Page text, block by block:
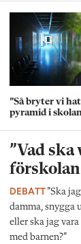
”Så bryter vi
pyramid i
”Vad
DEBATT”Ska
damma, snygga
eller ska jag
med barnen?”